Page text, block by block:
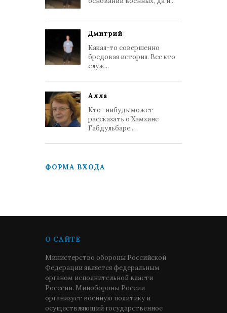
Дмитрий
Какая-то совершенно
бредовая история. Все кто
служ...
Алла
Кто -нибудь может
рассказать о Хамзине
Габдульбаре...
ФОРМА ВХОДА
О САЙТЕ
Министерство обороны Российской
Федерации является федеральным
органом исполнительной власти
Росссии. Минобороны России
организует военную политику и
осуществляющий государственное